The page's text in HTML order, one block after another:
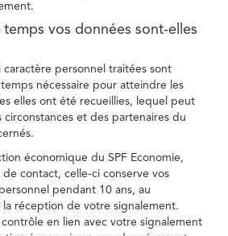
vos données sont-elles
caractère personnel traitées sont
nécessaire pour atteindre les
elles ont été recueillies, lequel peut
et des partenaires du
économique du SPF Economie,
contact, celle-ci conserve vos
pendant 10 ans, au
réception de votre signalement.
contrôle en lien avec votre signalement